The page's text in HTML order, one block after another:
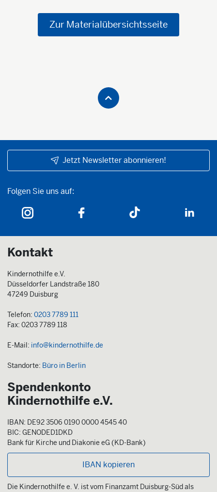
Zur Materialübersichtsseite
Jetzt Newsletter abonnieren!
Folgen Sie uns auf:
Folgen Sie uns auf:
Kontakt
Kindernothilfe e.V.
Düsseldorfer Landstraße 180
47249 Duisburg
Telefon: 0203 7789 111
Fax: 0203 7789 118
E-Mail: info@kindernothilfe.de
Standorte: Büro in Berlin
Spendenkonto
Kindernothilfe e.V.
IBAN: DE92 3506 0190 0000 4545 40
BIC: GENODED1DKD
Bank für Kirche und Diakonie eG (KD-Bank)
IBAN kopieren
Die Kindernothilfe e. V. ist vom Finanzamt Duisburg-Süd als